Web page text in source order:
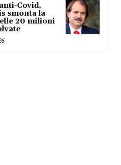
Covid,
smonta la
20 milioni